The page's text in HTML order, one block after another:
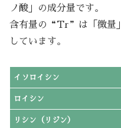
ノ酸」の成分量です。
含有量の“Tr”は「微量
しています。
イソロイシン
ロイシン
リシン（リジン）